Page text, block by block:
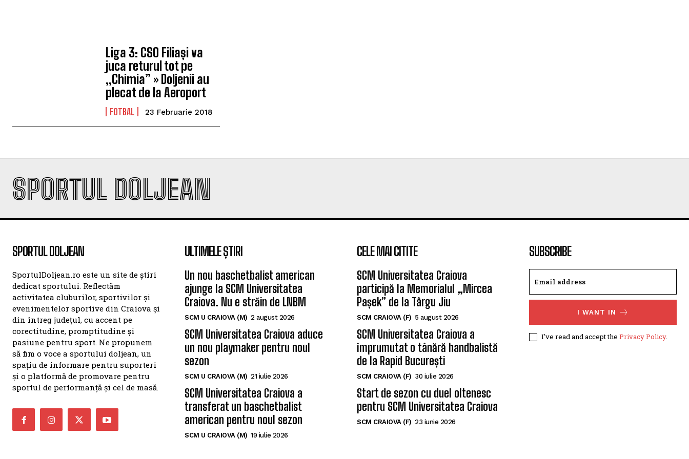
Liga 3: CSO Filiași va
juca returul tot pe
„Chimia” » Doljenii au
plecat de la Aeroport
FOTBAL 23 Februarie 2018
SPORTUL DOLJEAN
SPORTUL DOLJEAN
SportulDoljean.ro este un site de știri
dedicat sportului. Reflectăm
activitatea cluburilor, sportivilor și
evenimentelor sportive din Craiova și
din întreg județul, cu accent pe
corectitudine, promptitudine și
pasiune pentru sport. Ne propunem
să fim o voce a sportului doljean, un
spațiu de informare pentru suporteri
și o platformă de promovare pentru
sportul de performanță și cel de masă.
ULTIMELE ȘTIRI
Un nou baschetbalist american
ajunge la SCM Universitatea
Craiova. Nu e străin de LNBM
SCM U CRAIOVA (M) 2 august 2026
SCM Universitatea Craiova aduce
un nou playmaker pentru noul
sezon
SCM U CRAIOVA (M) 21 iulie 2026
SCM Universitatea Craiova a
transferat un baschetbalist
american pentru noul sezon
SCM U CRAIOVA (M) 19 iulie 2026
CELE MAI CITITE
SCM Universitatea Craiova
participă la Memorialul „Mircea
Pașek” de la Târgu Jiu
SCM CRAIOVA (F) 5 august 2026
SCM Universitatea Craiova a
împrumutat o tânără handbalistă
de la Rapid București
SCM CRAIOVA (F) 30 iulie 2026
Start de sezon cu duel oltenesc
pentru SCM Universitatea Craiova
SCM CRAIOVA (F) 23 iunie 2026
SUBSCRIBE
I WANT IN
I've read and accept the Privacy Policy.